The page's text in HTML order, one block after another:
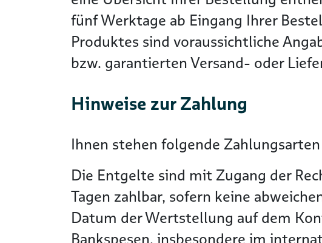
fünf Werktage ab Eingang Ihrer
Produktes sind voraussichtliche
bzw. garantierten Versand- oder
Hinweise zur Zahlung
Ihnen stehen folgende
Die Entgelte sind mit Zugang der
Tagen zahlbar, sofern keine
Datum der Wertstellung auf dem